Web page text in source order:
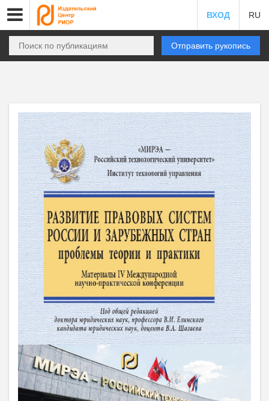
ВХОД RU
Отправить рукопись